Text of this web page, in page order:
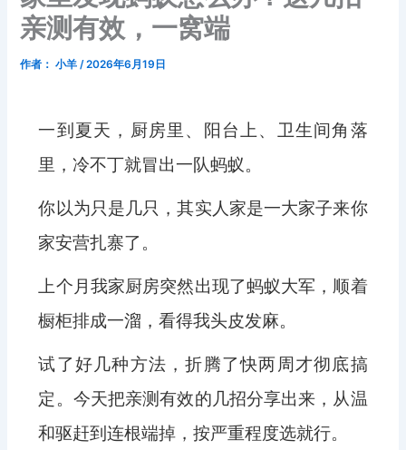
亲测有效，一窝端
作者： 小羊/2026年6月19日
一到夏天，厨房里、阳台上、卫生间角落
里，冷不丁就冒出一队蚂蚁。
你以为只是几只，其实人家是一大家子来你
家安营扎寨了。
上个月我家厨房突然出现了蚂蚁大军，顺着
橱柜排成一溜，看得我头皮发麻。
试了好几种方法，折腾了快两周才彻底搞
定。今天把亲测有效的几招分享出来，从温
和驱赶到连根端掉，按严重程度选就行。